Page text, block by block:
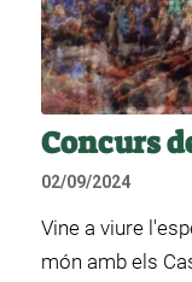
Concurs
02/09/2024
Vine a viure
món amb els